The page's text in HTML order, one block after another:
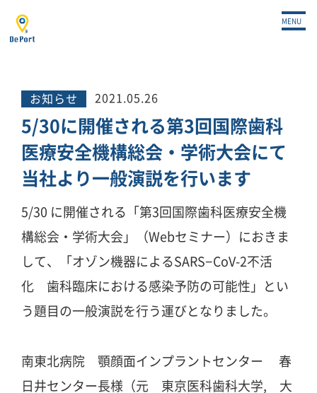
MENU
お知らせ 2021.05.26
5/30に開催される第3回国際歯科
医療安全機構総会・学術大会にて
当社より一般演説を行います
5/30 に開催される「第3回国際歯科医療安全機
構総会・学術大会」（Webセミナー）におきま
して、「オゾン機器によるSARS−CoV-2不活
化 歯科臨床における感染予防の可能性」とい
う題目の一般演説を行う運びとなりました。
南東北病院 顎顔面インプラントセンター 春
日井センター長様（元 東京医科歯科大学, 大